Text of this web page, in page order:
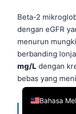
Beta-2
dengan eGFR
menurun
berbanding
mg/L dengan
bebas yang
Ujian
Bahasa
English
Deutsch
العربية
עִבְרִית